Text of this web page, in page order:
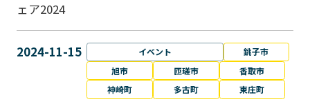
ェア2024
2024-11-15 イベント
銚子市
旭市
匝瑳市
香取市
神崎町
多古町 東庄町